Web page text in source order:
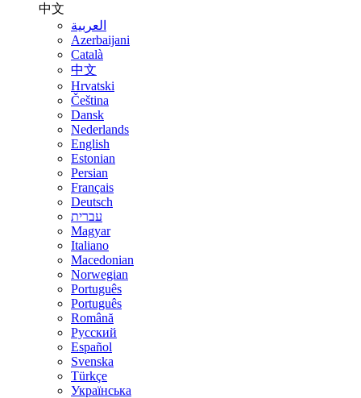
中文
العربية
Azerbaijani
Català
中文
Hrvatski
Čeština
Dansk
Nederlands
English
Estonian
Persian
Français
Deutsch
עברית
Magyar
Italiano
Macedonian
Norwegian
Português
Português
Română
Русский
Español
Svenska
Türkçe
Українська